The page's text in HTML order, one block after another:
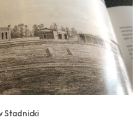
Stadnicki